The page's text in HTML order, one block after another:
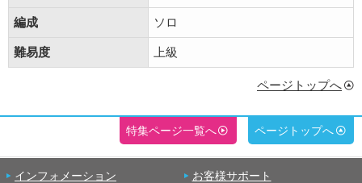
編成 ソロ
難易度 上級
ページトップへ
特集ページ一覧へ ページトップへ
インフォメーション お客様サポート